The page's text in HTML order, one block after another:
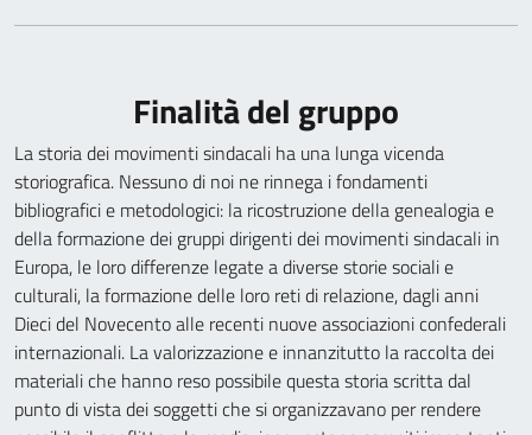
Finalità del gruppo
La storia dei movimenti sindacali ha una lunga vicenda
storiografica. Nessuno di noi ne rinnega i fondamenti
bibliografici e metodologici: la ricostruzione della genealogia e
della formazione dei gruppi dirigenti dei movimenti sindacali in
Europa, le loro differenze legate a diverse storie sociali e
culturali, la formazione delle loro reti di relazione, dagli anni
Dieci del Novecento alle recenti nuove associazioni confederali
internazionali. La valorizzazione e innanzitutto la raccolta dei
materiali che hanno reso possibile questa storia scritta dal
punto di vista dei soggetti che si organizzavano per rendere